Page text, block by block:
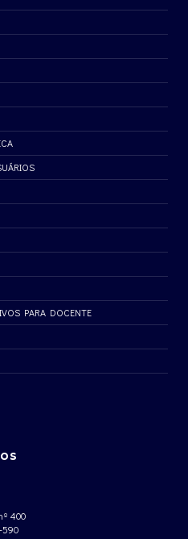
PARA DOCENTE
400
590